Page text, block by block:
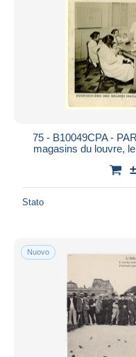
75 - B10049CPA -
magasins du louvre,
Stato
Nuovo